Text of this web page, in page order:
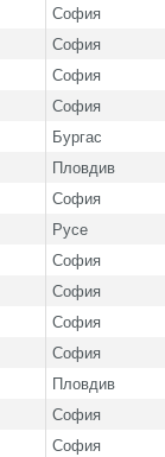
София
София
София
София
Бургас
Пловдив
София
Русе
София
София
София
София
Пловдив
София
София